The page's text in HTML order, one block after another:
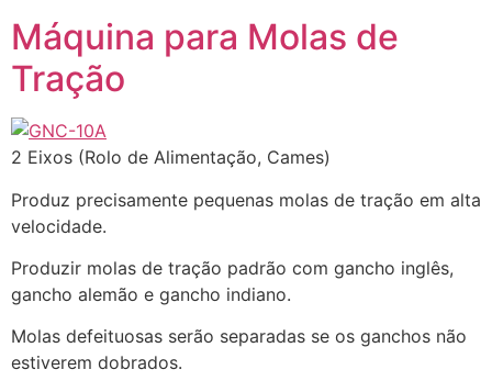
Máquina para Molas de
Tração
2 Eixos (Rolo de Alimentação, Cames)
Produz precisamente pequenas molas de tração em alta
velocidade.
Produzir molas de tração padrão com gancho inglês,
gancho alemão e gancho indiano.
Molas defeituosas serão separadas se os ganchos não
estiverem dobrados.